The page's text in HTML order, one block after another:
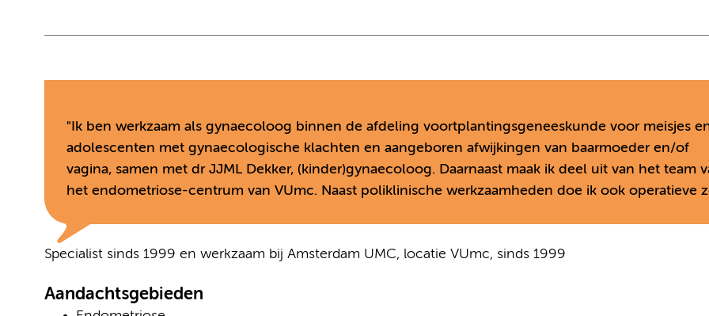
"Ik ben werkzaam als gynaecoloog binnen de afdeling voortplantingsgeneeskunde voor meisjes
adolescenten met gynaecologische klachten en aangeboren afwijkingen van baarmoeder en/of
vagina, samen met dr JJML Dekker, (kinder)gynaecoloog. Daarnaast maak ik deel uit van het team
het endometriose-centrum van VUmc. Naast poliklinische werkzaamheden doe ik ook operatieve
Specialist sinds 1999 en werkzaam bij Amsterdam UMC, locatie VUmc, sinds 1999
Aandachtsgebieden